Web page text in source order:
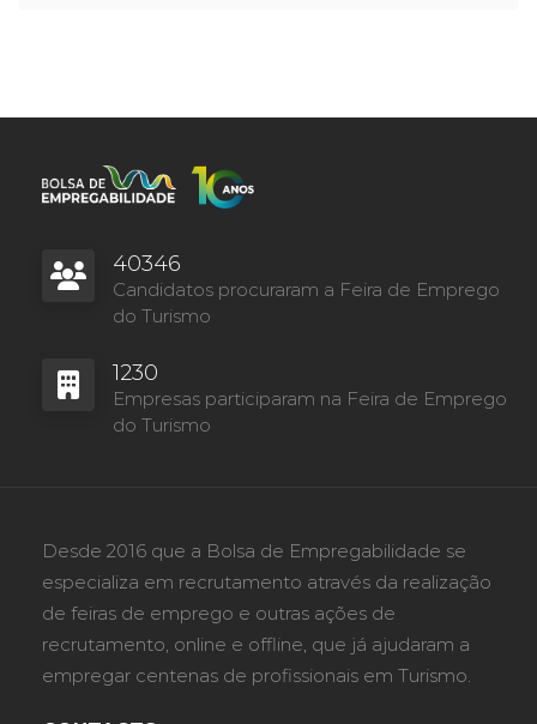
40346
Candidatos procuraram a Feira de Emprego
do Turismo
1230
Empresas participaram na Feira de Emprego
do Turismo
Desde 2016 que a Bolsa de Empregabilidade se
especializa em recrutamento através da realização
de feiras de emprego e outras ações de
recrutamento, online e offline, que já ajudaram a
empregar centenas de profissionais em Turismo.